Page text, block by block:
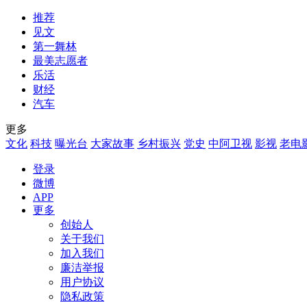
推荐
见文
第一舞林
最美志愿者
乐活
财经
汽车
更多
文化 科技 曝光台 大家故事 乡村振兴 党史 中阿卫视 影视 老电
登录
微博
APP
更多
创始人
关于我们
加入我们
廉洁举报
用户协议
隐私政策